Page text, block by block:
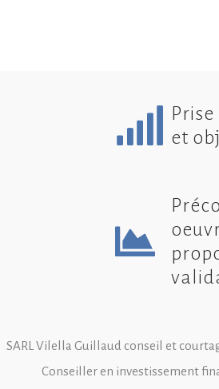
et
SARL Vilella Guillaud conseil et
Conseiller en investissement